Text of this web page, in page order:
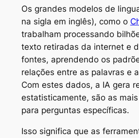
Os grandes modelos de
na sigla em inglês), como o
trabalham processando
texto retiradas da internet e
fontes, aprendendo os
relações entre as palavras e
Com estes dados, a IA gera
estatisticamente, são as
para perguntas específicas.
Isso significa que as